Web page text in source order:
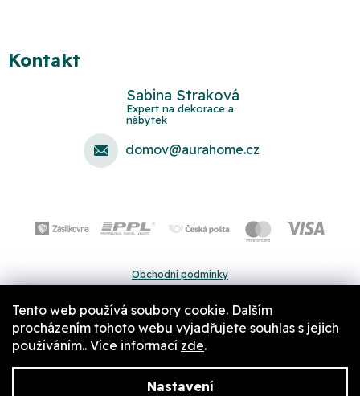
Tento web používá soubory cookie. Dalším
procházením tohoto webu vyjadřujete souhlas s jejich
používáním.. Více informací zde.
Nastavení
Kontakt
Sabina Straková
domov@aurahome.cz
Obchodní podmínky
Pravidla a nastavení cookies